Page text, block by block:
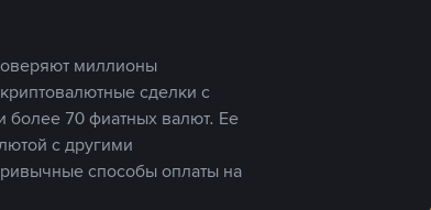
миллионы
сделки с
более 70 фиатных валют. Ее
с другими
способы оплаты на